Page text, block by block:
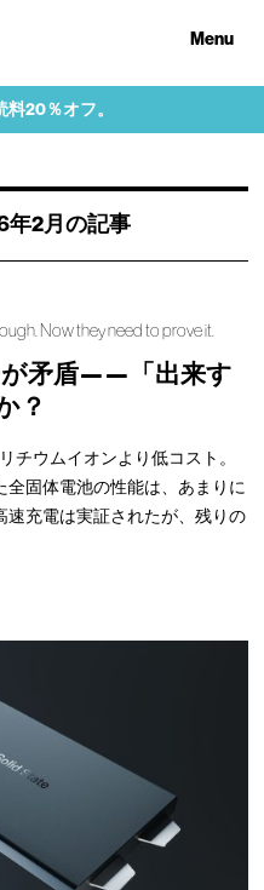
Menu
20％オフ。
年2月の記事
Now they need to prove it.
が矛盾——「出来す
？
チウムイオンより低コスト。
固体電池の性能は、あまりに
速充電は実証されたが、残りの